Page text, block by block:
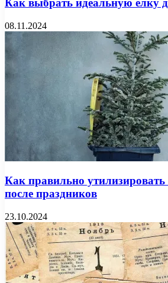
Как выбрать идеальную ёлку
08.11.2024
Как правильно
после праздников
23.10.2024